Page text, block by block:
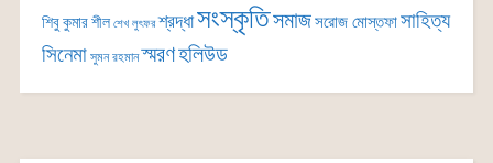
শিবু কুমার শীল শেখ লুৎফর শ্রদ্ধাসংস্কৃতিসমাজসরোজ মোস্তফাসাহিত্য
সিনেমা সুমন রহমান স্মরণহলিউড